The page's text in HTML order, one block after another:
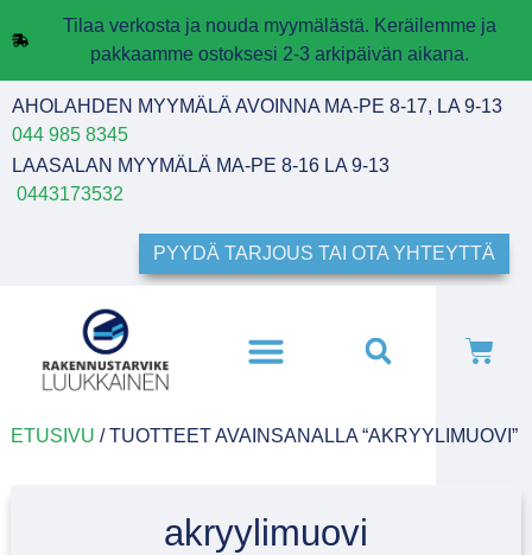
Tilaa verkosta ja nouda myymälästä. Keräilemme ja
pakkaamme ostoksesi 2-3 arkipäivän aikana.
AHOLAHDEN MYYMÄLÄ AVOINNA MA-PE 8-17, LA 9-13
044 985 8345
LAASALAN MYYMÄLÄ MA-PE 8-16 LA 9-13
0443173532
PYYDÄ TARJOUS TAI OTA YHTEYTTÄ
ETUSIVU / TUOTTEET AVAINSANALLA “AKRYYLIMUOVI”
akryylimuovi